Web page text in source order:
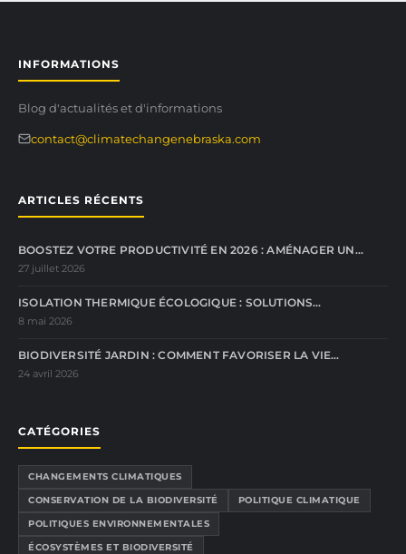
INFORMATIONS
Blog d'actualités et d'informations
contact@climatechangenebraska.com
ARTICLES RÉCENTS
BOOSTEZ VOTRE PRODUCTIVITÉ EN 2026 : AMÉNAGER UN…
27 juillet 2026
ISOLATION THERMIQUE ÉCOLOGIQUE : SOLUTIONS…
8 mai 2026
BIODIVERSITÉ JARDIN : COMMENT FAVORISER LA VIE…
24 avril 2026
CATÉGORIES
CHANGEMENTS CLIMATIQUES
CONSERVATION DE LA BIODIVERSITÉ
POLITIQUE CLIMATIQUE
POLITIQUES ENVIRONNEMENTALES
ÉCOSYSTÈMES ET BIODIVERSITÉ